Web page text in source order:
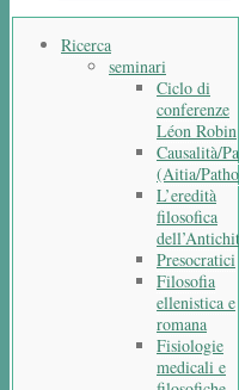
Ricerca
seminari
Ciclo di
conferenze
Léon Robin
Causalità/
(Aitia/
L’eredità
filosofica
Presocratici
Filosofia
ellenistica e
romana
Fisiologie
medicali e